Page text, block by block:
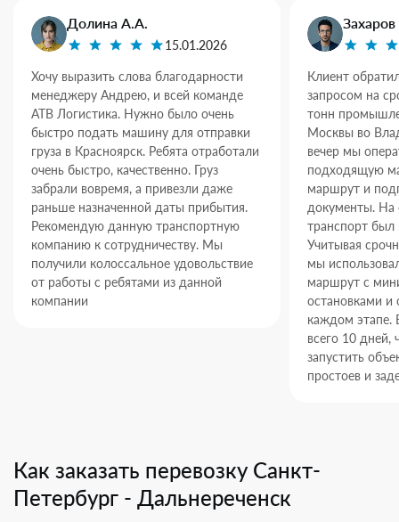
Долина А.А.
15.01.2026
Хочу выразить слова благодарности
менеджеру Андрею, и всей команде
АТВ Логистика. Нужно было очень
быстро подать машину для отправки
груза в Красноярск. Ребята отработали
очень быстро, качественно. Груз
забрали вовремя, а привезли даже
раньше назначенной даты прибытия.
Рекомендую данную транспортную
компанию к сотрудничеству. Мы
получили колоссальное удовольствие
от работы с ребятами из данной
компании
Клиент
запросом на
тонн
Москвы во
вечер мы
подходящую
маршрут и
документы. На
транспорт был
Учитывая
мы
маршрут с
остановками и
каждом этапе.
всего 10 дней,
запустить
простоев и
Как заказать перевозку Санкт-
Петербург - Дальнереченск